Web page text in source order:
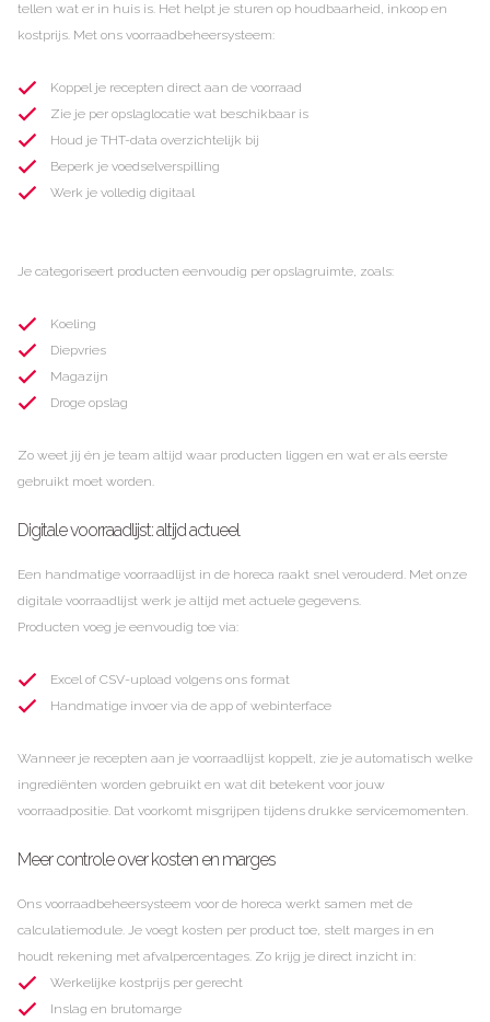
tellen wat er in huis is. Het helpt je sturen op houdbaarheid, inkoop en
kostprijs. Met ons voorraadbeheersysteem:
Koppel je recepten direct aan de voorraad
Zie je per opslaglocatie wat beschikbaar is
Houd je THT-data overzichtelijk bij
Beperk je voedselverspilling
Werk je volledig digitaal
Je categoriseert producten eenvoudig per opslagruimte, zoals:
Koeling
Diepvries
Magazijn
Droge opslag
Zo weet jij én je team altijd waar producten liggen en wat er als eerste
gebruikt moet worden.
Digitale voorraadlijst: altijd actueel
Een handmatige voorraadlijst in de horeca raakt snel verouderd. Met onze
digitale voorraadlijst werk je altijd met actuele gegevens.
Producten voeg je eenvoudig toe via:
Excel of CSV-upload volgens ons format
Handmatige invoer via de app of webinterface
Wanneer je recepten aan je voorraadlijst koppelt, zie je automatisch welke
ingrediënten worden gebruikt en wat dit betekent voor jouw
voorraadpositie. Dat voorkomt misgrijpen tijdens drukke servicemomenten.
Meer controle over kosten en marges
Ons voorraadbeheersysteem voor de horeca werkt samen met de
calculatiemodule. Je voegt kosten per product toe, stelt marges in en
houdt rekening met afvalpercentages. Zo krijg je direct inzicht in:
Werkelijke kostprijs per gerecht
Inslag en brutomarge